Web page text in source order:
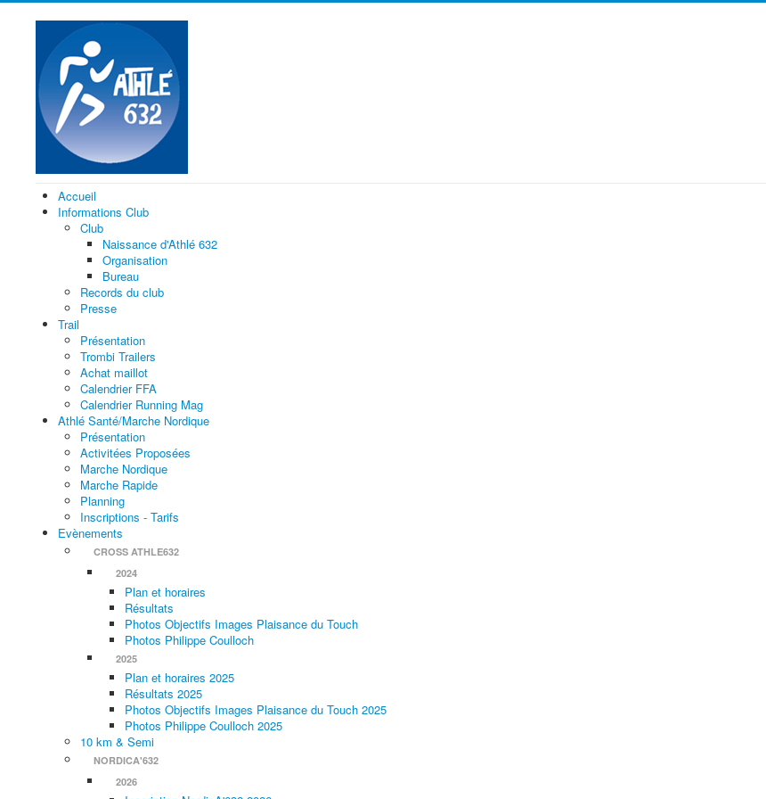
Accueil
Informations Club
Club
Naissance d'Athlé 632
Organisation
Bureau
Records du club
Presse
Trail
Présentation
Trombi Trailers
Achat maillot
Calendrier FFA
Calendrier Running Mag
Athlé Santé/Marche Nordique
Présentation
Activitées Proposées
Marche Nordique
Marche Rapide
Planning
Inscriptions - Tarifs
Evènements
CROSS ATHLE632
2024
Plan et horaires
Résultats
Photos Objectifs Images Plaisance du Touch
Photos Philippe Coulloch
2025
Plan et horaires 2025
Résultats 2025
Photos Objectifs Images Plaisance du Touch 2025
Photos Philippe Coulloch 2025
10 km & Semi
NORDICA'632
2026